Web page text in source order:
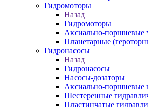
Гидромоторы
Назад
Гидромоторы
Аксиально-поршневые
Планетарные
Гидронасосы
Назад
Гидронасосы
Насосы-дозаторы
Аксиально-поршневые
Шестеренные
Пластинчатые